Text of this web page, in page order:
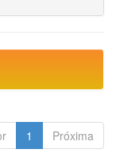
1 Próxima